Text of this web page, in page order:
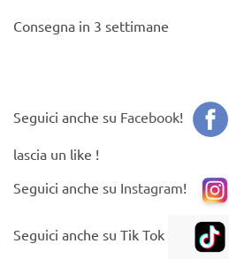
Consegna in 3 settimane
Seguici anche su Facebook!
lascia un like !
Seguici anche su Instagram!
Seguici anche su Tik Tok